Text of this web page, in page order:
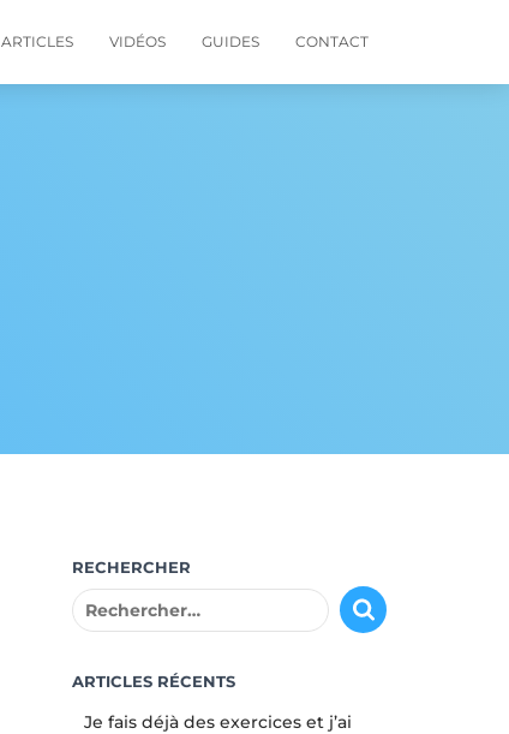
ARTICLES VIDÉOS GUIDES CONTACT
RECHERCHER
R
h
ARTICLES RÉCENTS
Je fais déjà des exercices et j’ai